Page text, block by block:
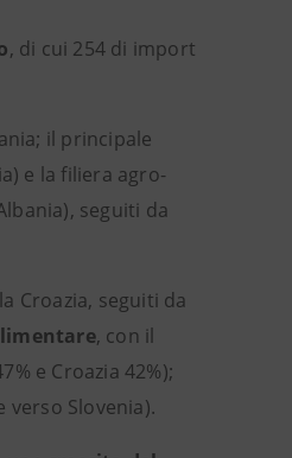
, di cui 254 di import
il principale
e la filiera agro-
seguiti da
Croazia, seguiti da
, con il
e Croazia 42%);
verso Slovenia).